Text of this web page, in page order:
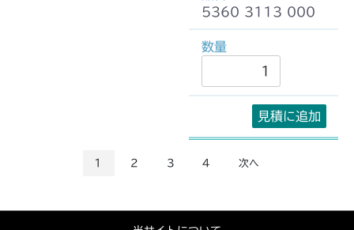
5360 3113 000
見積に追加
1 2 3 4 次へ